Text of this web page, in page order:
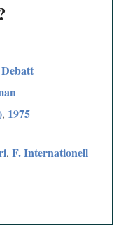
, 1975
,F. Internationell